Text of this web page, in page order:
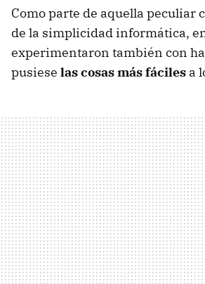
Como parte de aquella peculiar
de la simplicidad informática,
experimentaron también con
pusiese las cosas más fáciles a